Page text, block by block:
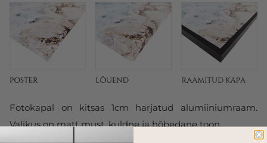
Fotokapal on kitsas 1cm harjatud alumiiniumraam.
Valikus on matt must, kuldne ja hõbedane toon.